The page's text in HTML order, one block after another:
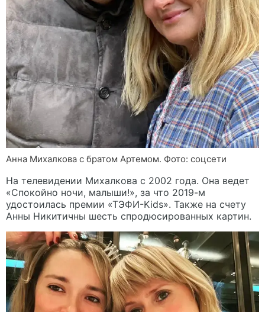
Анна Михалкова с братом Артемом. Фото: соцсети
На телевидении Михалкова с 2002 года. Она ведет
«Спокойно ночи, малыши!», за что 2019-м
удостоилась премии «ТЭФИ-Kids». Также на счету
Анны Никитичны шесть спродюсированных картин.